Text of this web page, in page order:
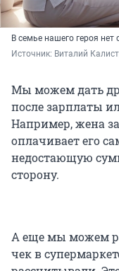
В семье нашего героя
Источник: Виталий
Мы можем дать
после зарплаты
Например, жена
оплачивает его
недостающую
сторону.
А еще мы можем
чек в